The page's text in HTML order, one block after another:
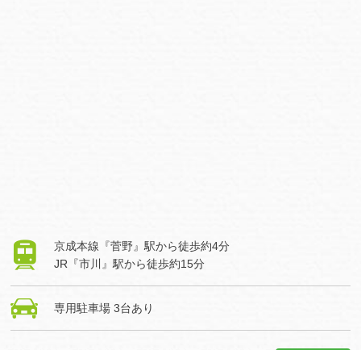
京成本線『菅野』駅から徒歩約4分
JR『市川』駅から徒歩約15分
専用駐車場3台あり